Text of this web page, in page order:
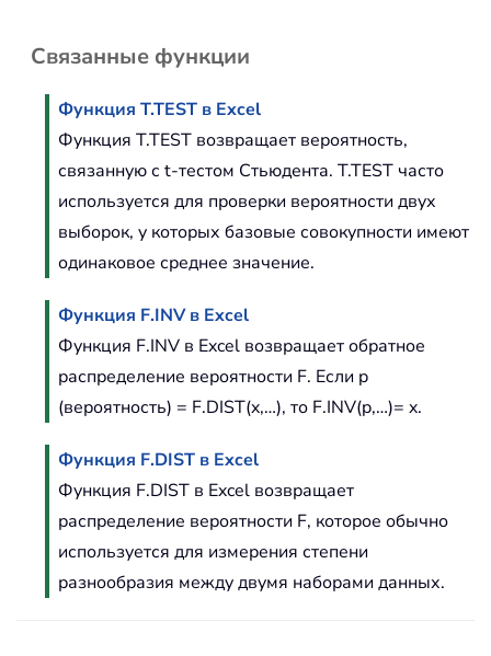
Связанные функции
Функция T.TEST в Excel
Функция T.TEST возвращает вероятность,
связанную с t-тестом Стьюдента. T.TEST часто
используется для проверки вероятности двух
выборок, у которых базовые совокупности имеют
одинаковое среднее значение.
Функция F.INV в Excel
Функция F.INV в Excel возвращает обратное
распределение вероятности F. Если p
(вероятность) = F.DIST(x,…), то F.INV(p,…)= x.
Функция F.DIST в Excel
Функция F.DIST в Excel возвращает
распределение вероятности F, которое обычно
используется для измерения степени
разнообразия между двумя наборами данных.